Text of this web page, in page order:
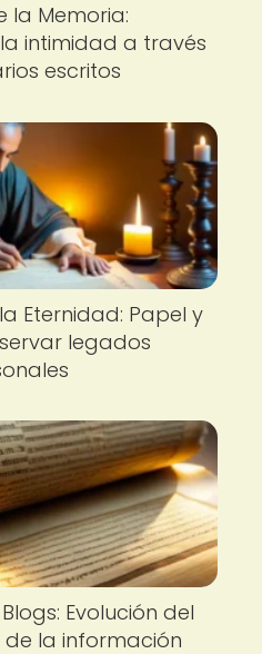
la Memoria:
intimidad a través
escritos
Eternidad: Papel y
legados
Evolución del
la información